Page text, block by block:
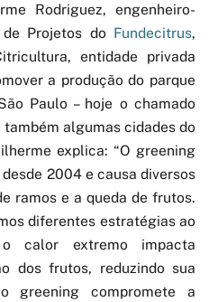
Rodriguez, engenheiro-
Projetos do Fundecitrus,
entidade privada
a produção do parque
Paulo – hoje o chamado
algumas cidades do
explica: “O greening
2004 e causa diversos
ramos e a queda de frutos.
diferentes estratégias ao
calor extremo impacta
dos frutos, reduzindo sua
greening compromete a